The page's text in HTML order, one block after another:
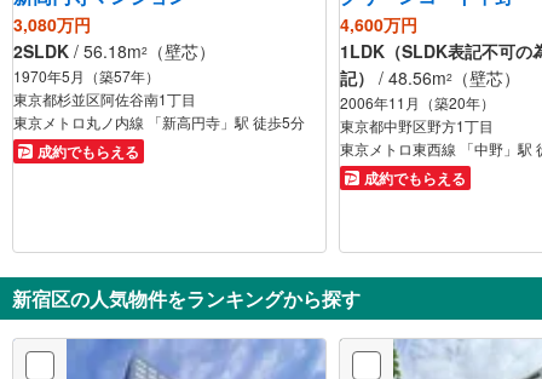
3,080万円
2SLDK / 56.18m2 （壁芯）
1970年5月（築57年）
東京都杉並区阿佐谷南1丁目
東京メトロ丸ノ内線 「新高円寺」駅 徒歩5分
成約でもらえる
4,600万円
1LDK（SLDK表記不可の
記） / 48.56m2 （壁芯）
2006年11月（築20年）
東京都中野区野方1丁目
東京メトロ東西線 「中野」駅
成約でもらえる
新宿区の人気物件をランキングから探す